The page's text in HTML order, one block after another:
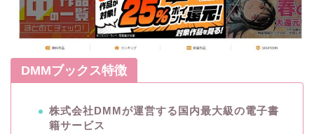
DMMブックス特徴
株式会社DMMが運営する国内最大級の電子書
籍サービス